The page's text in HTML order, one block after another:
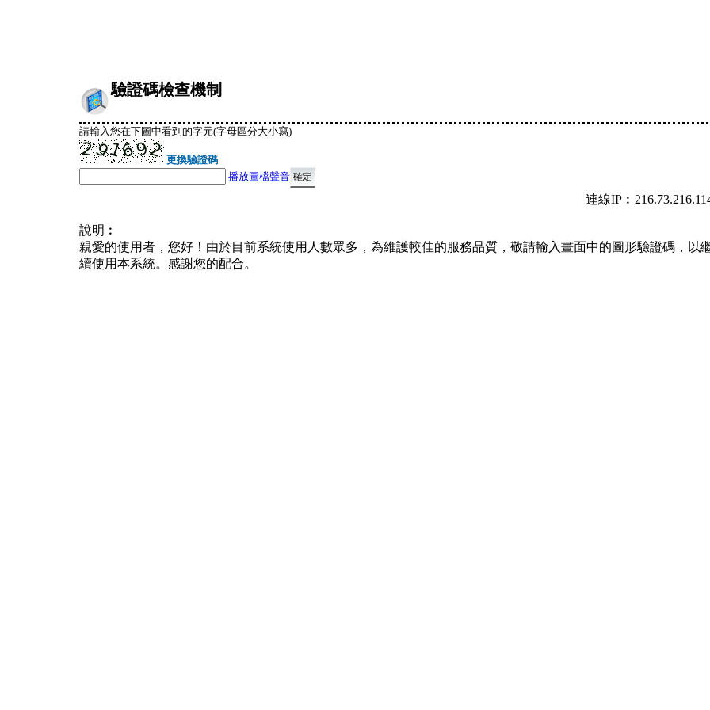
驗證碼檢查機制
請輸入您在下圖中看到的字元(字母區分大小寫)
更換驗證碼
播放圖檔聲音
連線
說明︰
親愛的使用者，您好！由於目前系統使用人數眾多，為維護較佳的服務品質，敬請輸入畫面中的圖形驗證碼，以
續使用本系統。感謝您的配合。